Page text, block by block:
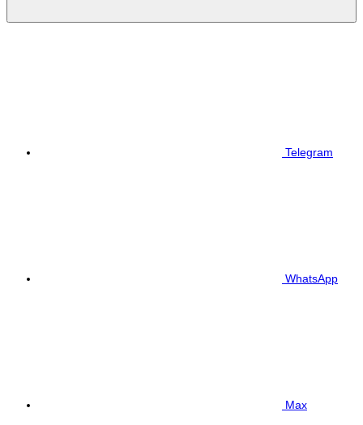
Telegram
WhatsApp
Max